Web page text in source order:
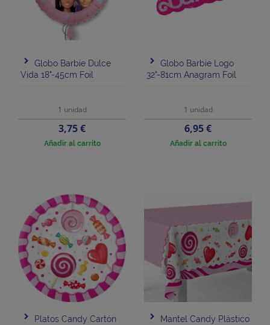
Globo Barbie Dulce
Vida 18"-45cm Foil
1 unidad
Precio
3,75 €
Añadir al carrito
Globo Barbie Logo
32"-81cm Anagram Foil
1 unidad
Precio
6,95 €
Añadir al carrito
Platos Candy Cartón
Mantel Candy Plástico